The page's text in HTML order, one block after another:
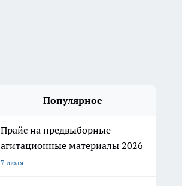
Популярное
Прайс на предвыборные
агитационные материалы 2026
7 июля